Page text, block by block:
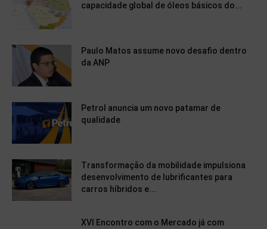
capacidade global de óleos básicos do...
Paulo Matos assume novo desafio dentro
da ANP
Petrol anuncia um novo patamar de
qualidade
Transformação da mobilidade impulsiona
desenvolvimento de lubrificantes para
carros híbridos e...
XVI Encontro com o Mercado já com